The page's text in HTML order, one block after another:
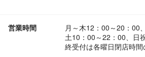
営業時間
月～木12：00～20：00
土10：00～22：00、日
終受付は各曜日閉店時間